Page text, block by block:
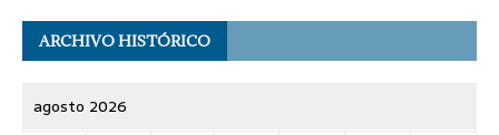
ARCHIVO HISTÓRICO
agosto 2026